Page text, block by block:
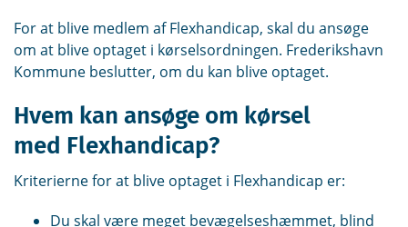
For at blive medlem af Flexhandicap, skal du ansøge
om at blive optaget i kørselsordningen. Frederikshavn
Kommune beslutter, om du kan blive optaget.
Hvem kan ansøge om kørsel
med Flexhandicap?
Kriterierne for at blive optaget i Flexhandicap er:
Du skal være meget bevægelseshæmmet, blind